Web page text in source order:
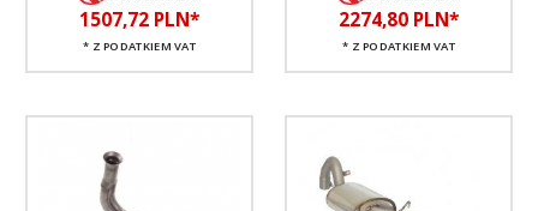
1507,72 PLN*
* Z PODATKIEM VAT
2274,80 PLN*
* Z PODATKIEM VAT